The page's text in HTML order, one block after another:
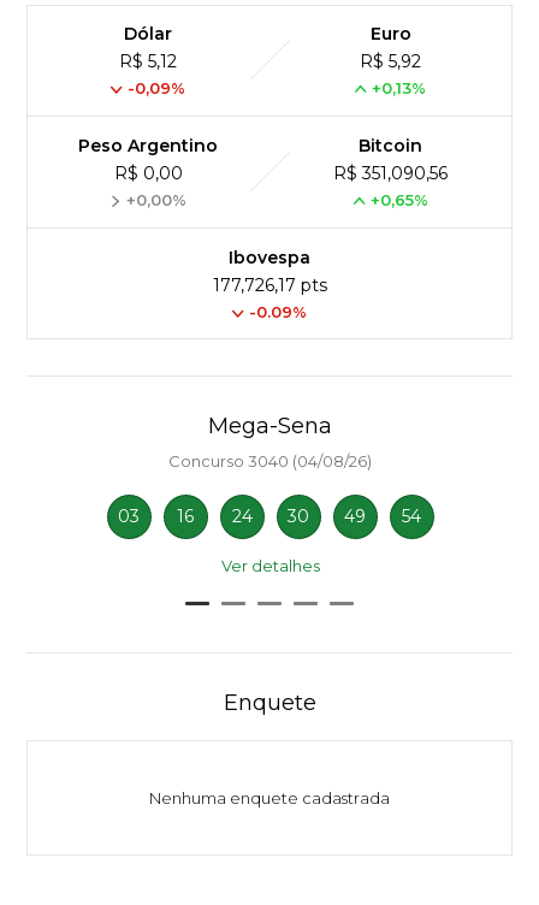
Dólar
R$ 5,12
-0,09%
Euro
R$ 5,92
+0,13%
Peso Argentino
R$ 0,00
+0,00%
Bitcoin
R$ 351,090,56
+0,65%
Ibovespa
177,726,17 pts
-0.09%
Mega-Sena
Concurso 3040 (04/08/26)
03 16 24 30 49 54
Ver detalhes
Enquete
Nenhuma enquete cadastrada